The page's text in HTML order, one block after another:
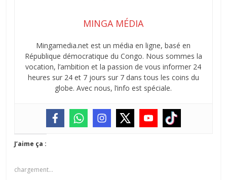
MINGA MÉDIA
Mingamedia.net est un média en ligne, basé en
République démocratique du Congo. Nous sommes la
vocation, l’ambition et la passion de vous informer 24
heures sur 24 et 7 jours sur 7 dans tous les coins du
globe. Avec nous, l’info est spéciale.
J’aime ça :
chargement…